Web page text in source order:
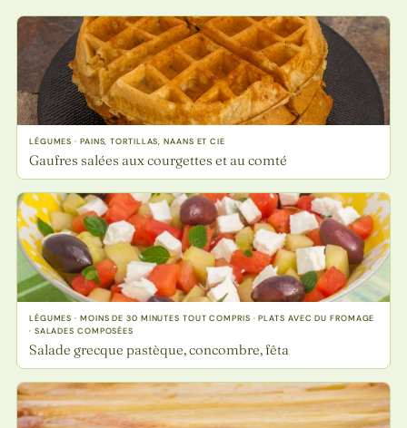
LÉGUMES · PAINS, TORTILLAS, NAANS ET CIE
Gaufres salées aux courgettes et au comté
LÉGUMES · MOINS DE 30 MINUTES TOUT COMPRIS · PLATS AVEC DU FROMAGE
· SALADES COMPOSÉES
Salade grecque pastèque, concombre, fêta